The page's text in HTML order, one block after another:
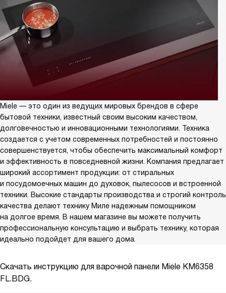
Miele — это один из ведущих мировых брендов в сфере
бытовой техники, известный своим высоким качеством,
долговечностью и инновационными технологиями. Техника
создается с учетом современных потребностей и постоянно
совершенствуется, чтобы обеспечить максимальный комфорт
и эффективность в повседневной жизни. Компания предлагает
широкий ассортимент продукции: от стиральных
и посудомоечных машин до духовок, пылесосов и встроенной
техники. Высокие стандарты производства и строгий контроль
качества делают технику Миле надежным помощником
на долгое время. В нашем магазине вы можете получить
профессиональную консультацию и выбрать технику, которая
идеально подойдет для вашего дома.
Скачать инструкцию для варочной панели Miele KM6358
FL.BDG.